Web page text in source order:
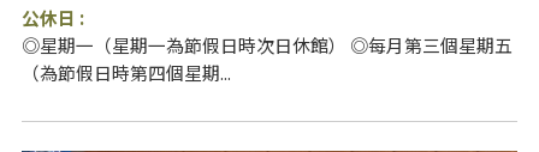
公休日 :
◎星期一（星期一為節假日時次日休館） ◎每月第三個星期五
（為節假日時第四個星期...